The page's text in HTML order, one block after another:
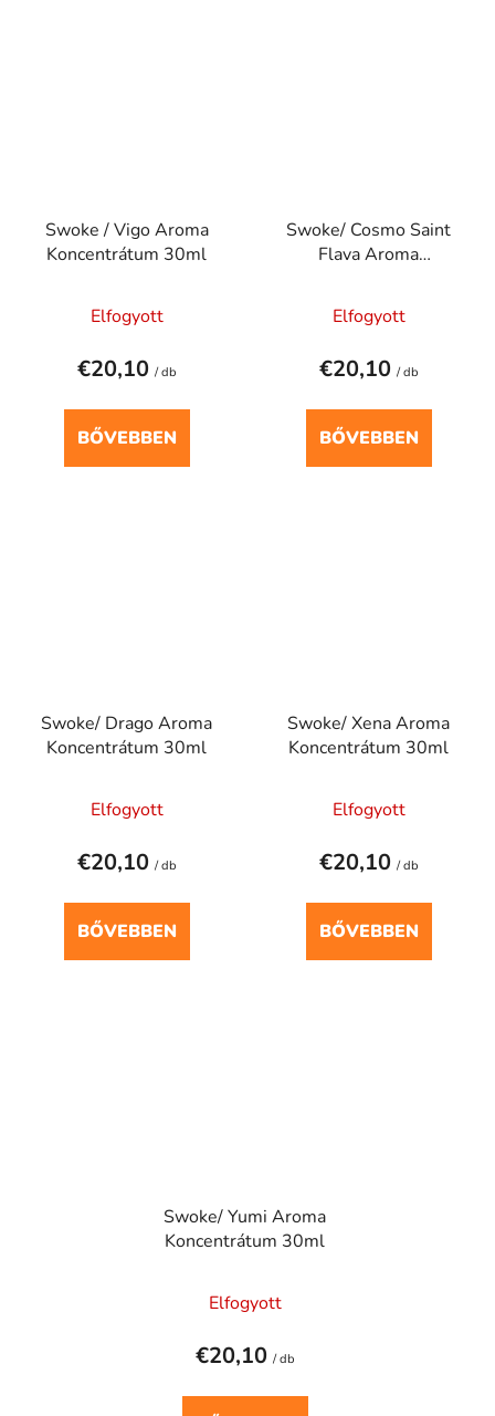
Swoke / Vigo Aroma
Koncentrátum 30ml
Elfogyott
€20,10 / db
BŐVEBBEN
Swoke/ Cosmo Saint
Flava Aroma
Elfogyott
€20,10 / db
BŐVEBBEN
Swoke/ Drago Aroma
Koncentrátum 30ml
Elfogyott
€20,10 / db
BŐVEBBEN
Swoke/ Xena Aroma
Koncentrátum 30ml
Elfogyott
€20,10 / db
BŐVEBBEN
Swoke/ Yumi Aroma
Koncentrátum 30ml
Elfogyott
€20,10 / db